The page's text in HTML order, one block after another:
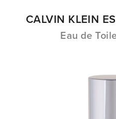
CALVIN KLEIN
Eau de